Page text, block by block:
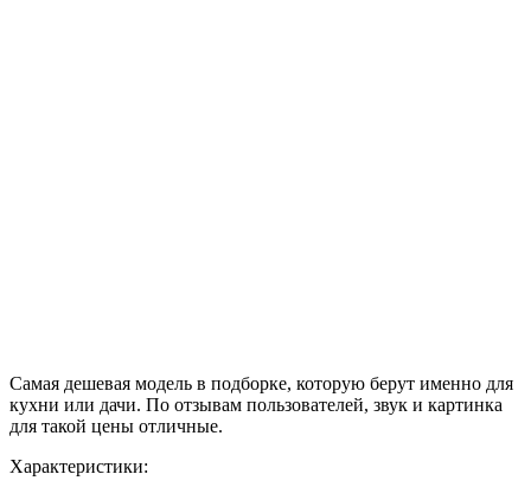
Самая дешевая модель в подборке, которую берут именно для
кухни или дачи. По отзывам пользователей, звук и картинка
для такой цены отличные.
Характеристики: